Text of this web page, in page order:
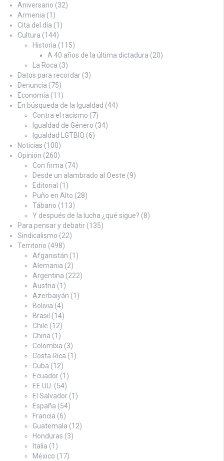
Aniversario (32)
Armenia (1)
Cita del día (1)
Cultura (144)
Historia (115)
A 40 años de la última dictadura (20)
La Roca (3)
Datos para recordar (3)
Denuncia (75)
Economía (11)
En búsqueda de la Igualdad (44)
Contra el racismo (7)
Igualdad de Género (34)
Igualdad LGTBIQ (6)
Noticias (100)
Opinión (260)
Con firma (74)
Desde un alambrado al Oeste (9)
Editorial (1)
Puño en Alto (28)
Tábano (113)
Y después de la lucha ¿qué sigue? (8)
Para pensar y debatir (135)
Sindicalismo (22)
Territorio (498)
Afganistán (1)
Alemania (2)
Argentina (222)
Austria (1)
Azerbaiyán (1)
Bolivia (4)
Brasil (14)
Chile (12)
China (1)
Colombia (3)
Costa Rica (1)
Cuba (12)
Ecuador (1)
EE.UU. (54)
El Salvador (1)
España (54)
Francia (6)
Guatemala (12)
Honduras (3)
Italia (1)
México (17)